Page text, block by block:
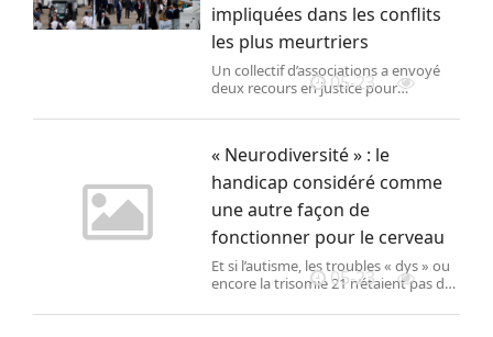
impliquées dans les conflits
les plus meurtriers
Un collectif d’associations a envoyé
deux recours en justice pour
Seine-Saint-Denis, qui doit se tenir du
entreprises israéliennes, mais aussi
des sociétés alimentant les guerres en
Ukraine et au Soudan.
05-23
« Neurodiversité » : le
handicap considéré comme
une autre façon de
fonctionner pour le cerveau
Et si l’autisme, les troubles « dys » ou
encore la trisomie 21 n’étaient pas des
différences, voire des forces ? C’est
05-23